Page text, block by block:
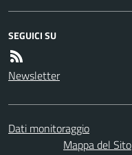
SEGUICI SU
Newsletter
Dati monitoraggio
Mappa del Sito